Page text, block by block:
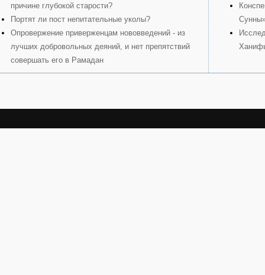
причине глубокой старости?
Портят ли пост непитательные уколы?
Опровержение приверженцам нововведений - из
лучших добровольных деяний, и нет препятствий
совершать его в Рамадан